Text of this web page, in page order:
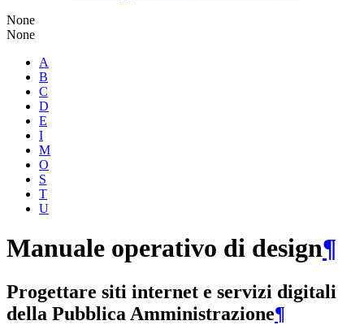
None
None
A
B
C
D
E
I
M
O
S
T
U
Manuale operativo di design¶
Progettare siti internet e servizi digitali
della Pubblica Amministrazione¶